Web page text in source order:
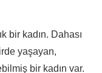
bir kadın. Dahası
yaşayan,
bir kadın var.